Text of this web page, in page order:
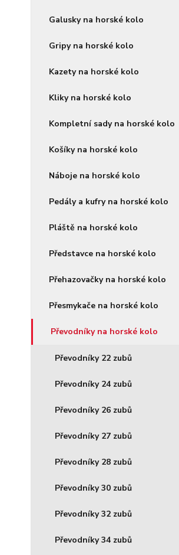
Galusky na horské kolo
Gripy na horské kolo
Kazety na horské kolo
Kliky na horské kolo
Kompletní sady na horské kolo
Košíky na horské kolo
Náboje na horské kolo
Pedály a kufry na horské kolo
Pláště na horské kolo
Představce na horské kolo
Přehazovačky na horské kolo
Přesmykače na horské kolo
Převodníky na horské kolo
Převodníky 22 zubů
Převodníky 24 zubů
Převodníky 26 zubů
Převodníky 27 zubů
Převodníky 28 zubů
Převodníky 30 zubů
Převodníky 32 zubů
Převodníky 34 zubů